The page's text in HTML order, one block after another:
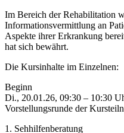
Im Bereich der Rehabilitation
Informationsvermittlung an
Aspekte ihrer Erkrankung
hat sich bewährt.
Die Kursinhalte im Einzelnen:
Beginn
Di., 20.01.26, 09:30 – 10:30
Vorstellungsrunde der
1. Sehhilfenberatung